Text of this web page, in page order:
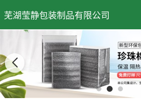
芜湖莹静包装制品有限公司